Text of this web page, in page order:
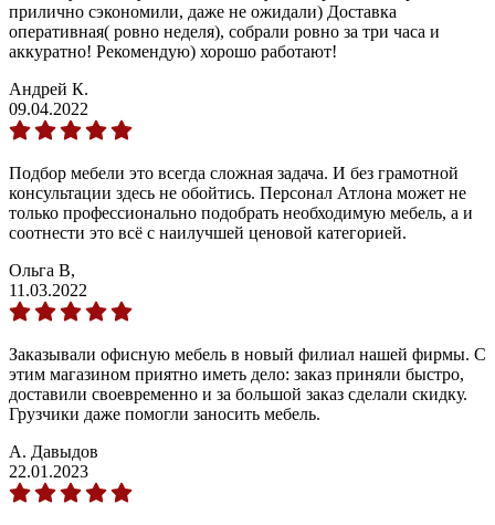
прилично сэкономили, даже не ожидали) Доставка
оперативная( ровно неделя), собрали ровно за три часа и
аккуратно! Рекомендую) хорошо работают!
Андрей К.
09.04.2022
Подбор мебели это всегда сложная задача. И без грамотной
консультации здесь не обойтись. Персонал Атлона может не
только профессионально подобрать необходимую мебель, а и
соотнести это всё с наилучшей ценовой категорией.
Ольга В,
11.03.2022
Заказывали офисную мебель в новый филиал нашей фирмы. С
этим магазином приятно иметь дело: заказ приняли быстро,
доставили своевременно и за большой заказ сделали скидку.
Грузчики даже помогли заносить мебель.
А. Давыдов
22.01.2023